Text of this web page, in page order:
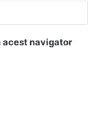
acest navigator